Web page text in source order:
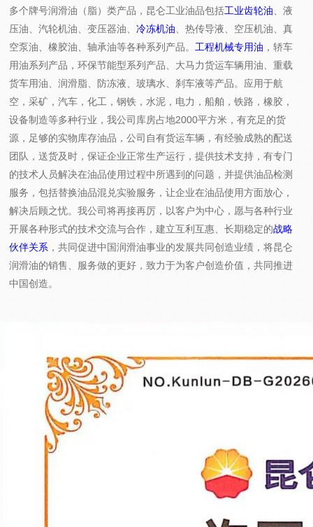
多个牌号润滑油（脂）类产品，昆仑工业油品包括工业齿轮油 、液
压油、汽轮机油、变压器油、冷冻机油 、热传导液、空压机油、真
空泵油、橡胶油、轴承油等各种系列产品。 工程机械专用油 ，轿车
用油系列产品，环保节能型系列产品、大马力货运车辆用油、重载
货车用油、润滑脂、防冻液、玻璃水、刹车液等产品。应用于航
空，采矿，汽车，化工，钢铁，水泥，电力，船舶，铁路，橡胶，
设备制造等多种行业，我公司库房占地2000平方米，有充足的货
源，足够的实物库存油品，公司自有货运车辆，有经验成熟的配送
团队，送货及时，保证企业正常生产运行，提供技术支持，有专门
的技术人员解决在油品使用过程中所遇到的问题，并提供油品检测
服务，包括替换油品混兑实验服务，让企业在油品使用方面放心，
解决后顾之忧。我公司将再接再厉，以客户为中心，愿与各种行业
开展各种形式的技术交流与合作，建立互利互惠、长期稳定的战略
伙伴关系 ，共同促进中国润滑油事业的发展共同创造业绩，将昆仑
润滑油的销售、服务做的更好，致力于为客户创造价值，共同推进
中国创造。